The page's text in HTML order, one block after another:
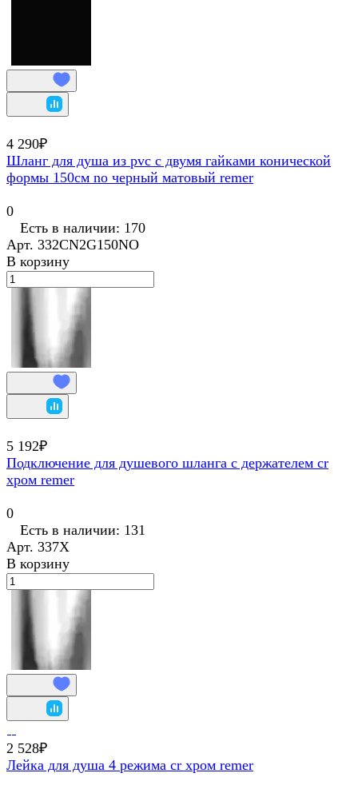
4 290₽
Шланг для душа из pvc с двумя гайками конической
формы 150см no черный матовый remer
0
Есть в наличии: 170
Арт. 332CN2G150NO
В корзину
5 192₽
Подключение для душевого шланга с держателем cr
хром remer
0
Есть в наличии: 131
Арт. 337X
В корзину
2 528₽
Лейка для душа 4 режима cr хром remer